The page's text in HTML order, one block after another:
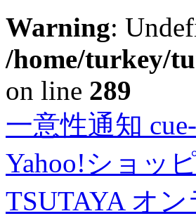
Warning:
/home/turkey/
on line 289
一意性通知
Yahoo!ショッ
TSUTAYA オ